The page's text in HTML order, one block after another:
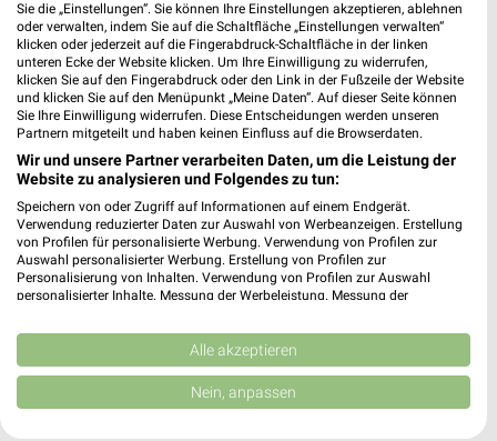
Noch mehr Angebote in
der weekli App!
Jetzt kostenlos laden
Prospekte App für iOS
Kostenlos im App Store erhältlich
Sie die „Einstellungen“. Sie können Ihre Einstellungen akzeptieren, ablehnen
oder verwalten, indem Sie auf die Schaltfläche „Einstellungen verwalten“
klicken oder jederzeit auf die Fingerabdruck-Schaltfläche in der linken
unteren Ecke der Website klicken. Um Ihre Einwilligung zu widerrufen,
klicken Sie auf den Fingerabdruck oder den Link in der Fußzeile der Website
und klicken Sie auf den Menüpunkt „Meine Daten“. Auf dieser Seite können
Sie Ihre Einwilligung widerrufen. Diese Entscheidungen werden unseren
Partnern mitgeteilt und haben keinen Einfluss auf die Browserdaten.
Wir und unsere Partner verarbeiten Daten, um die Leistung der
Website zu analysieren und Folgendes zu tun:
Speichern von oder Zugriff auf Informationen auf einem Endgerät.
Verwendung reduzierter Daten zur Auswahl von Werbeanzeigen. Erstellung
von Profilen für personalisierte Werbung. Verwendung von Profilen zur
Auswahl personalisierter Werbung. Erstellung von Profilen zur
Personalisierung von Inhalten. Verwendung von Profilen zur Auswahl
personalisierter Inhalte. Messung der Werbeleistung. Messung der
Kombinationen von Daten aus verschiedenen Quellen. Entwicklung und
Verbesserung der Angebote. Verwendung reduzierter Daten zur Auswahl
von Inhalten.
Daten können außerhalb der Europäischen Union weitergegeben und in die
USA gesendet werden.
Alle akzeptieren
Nein, anpassen